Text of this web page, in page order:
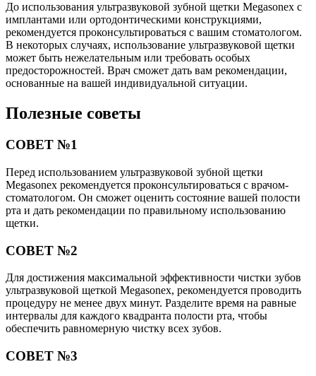
До использования ультразвуковой зубной щетки Megasonex с
имплантами или ортодонтическими конструкциями,
рекомендуется проконсультироваться с вашим стоматологом.
В некоторых случаях, использование ультразвуковой щетки
может быть нежелательным или требовать особых
предосторожностей. Врач сможет дать вам рекомендации,
основанные на вашей индивидуальной ситуации.
Полезные советы
СОВЕТ №1
Перед использованием ультразвуковой зубной щетки
Megasonex рекомендуется проконсультироваться с врачом-
стоматологом. Он сможет оценить состояние вашей полости
рта и дать рекомендации по правильному использованию
щетки.
СОВЕТ №2
Для достижения максимальной эффективности чистки зубов
ультразвуковой щеткой Megasonex, рекомендуется проводить
процедуру не менее двух минут. Разделите время на равные
интервалы для каждого квадранта полости рта, чтобы
обеспечить равномерную чистку всех зубов.
СОВЕТ №3